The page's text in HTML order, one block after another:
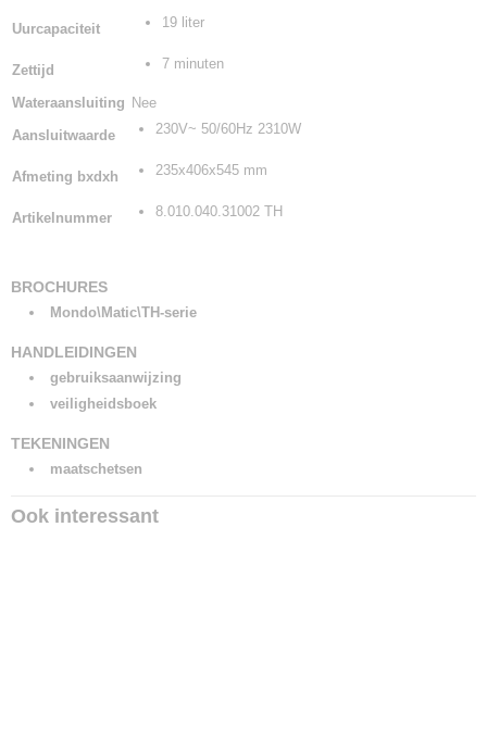
Uurcapaciteit 19 liter
Zettijd 7 minuten
Wateraansluiting Nee
Aansluitwaarde
230V~ 50/60Hz 2310W
Afmeting bxdxh 235x406x545 mm
Artikelnummer 8.010.040.31002 TH
BROCHURES
Mondo\Matic\TH-serie
HANDLEIDINGEN
gebruiksaanwijzing
veiligheidsboek
TEKENINGEN
maatschetsen
Ook interessant